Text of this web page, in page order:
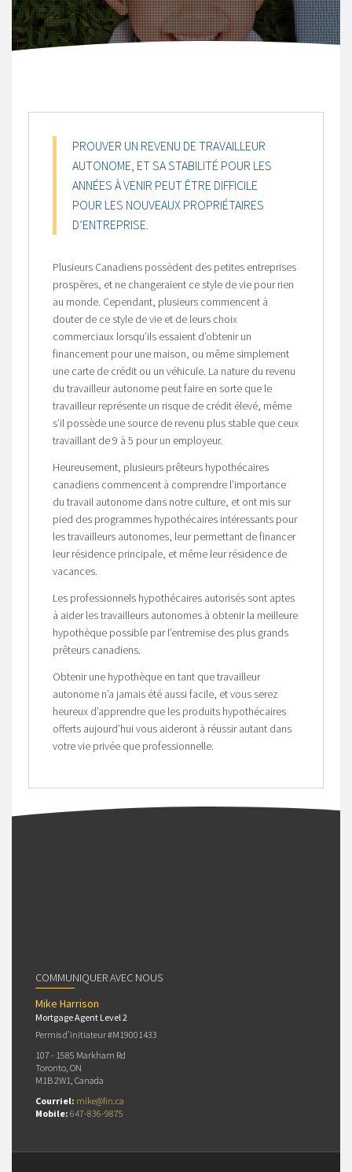
PROUVER UN REVENU DE TRAVAILLEUR
AUTONOME, ET SA STABILITÉ POUR LES
ANNÉES À VENIR PEUT ÊTRE DIFFICILE
POUR LES NOUVEAUX PROPRIÉTAIRES
D’ENTREPRISE.
Plusieurs Canadiens possèdent des petites entreprises
prospères, et ne changeraient ce style de vie pour rien
au monde. Cependant, plusieurs commencent à
douter de ce style de vie et de leurs choix
commerciaux lorsqu’ils essaient d’obtenir un
financement pour une maison, ou même simplement
une carte de crédit ou un véhicule. La nature du revenu
du travailleur autonome peut faire en sorte que le
travailleur représente un risque de crédit élevé, même
s’il possède une source de revenu plus stable que ceux
travaillant de 9 à 5 pour un employeur.
Heureusement, plusieurs prêteurs hypothécaires
canadiens commencent à comprendre l’importance
du travail autonome dans notre culture, et ont mis sur
pied des programmes hypothécaires intéressants pour
les travailleurs autonomes, leur permettant de financer
leur résidence principale, et même leur résidence de
vacances.
Les professionnels hypothécaires autorisés sont aptes
à aider les travailleurs autonomes à obtenir la meilleure
hypothèque possible par l’entremise des plus grands
prêteurs canadiens.
Obtenir une hypothèque en tant que travailleur
autonome n’a jamais été aussi facile, et vous serez
heureux d’apprendre que les produits hypothécaires
offerts aujourd’hui vous aideront à réussir autant dans
votre vie privée que professionnelle.
COMMUNIQUER AVEC NOUS
Mike Harrison
Mortgage Agent Level 2
Permis d’initiateur #M19001433
107 - 1585 Markham Rd
Toronto, ON
M1B 2W1, Canada
Courriel: mike@fin.ca
Mobile: 647-836-9875